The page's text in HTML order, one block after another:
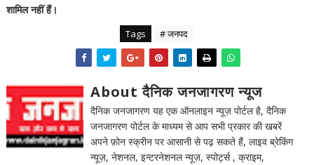
शामिल नहीं हैं।
Tags # जनपद
About दैनिक जनजागरण न्यूज
दैनिक जनजागरण यह एक ऑनलाइन न्यूज़ पोर्टल है, दैनिक
जनजागरण पोर्टल के माध्यम से आप सभी प्रकार की खबरें
अपने फ़ोन स्क्रीन पर आसानी से पढ़ सकते हैं, लाइव ब्रेकिंग
न्यूज़, नेशनल, इन्टरनेशनल न्यूज़, स्पोर्ट्स , क्राइम,